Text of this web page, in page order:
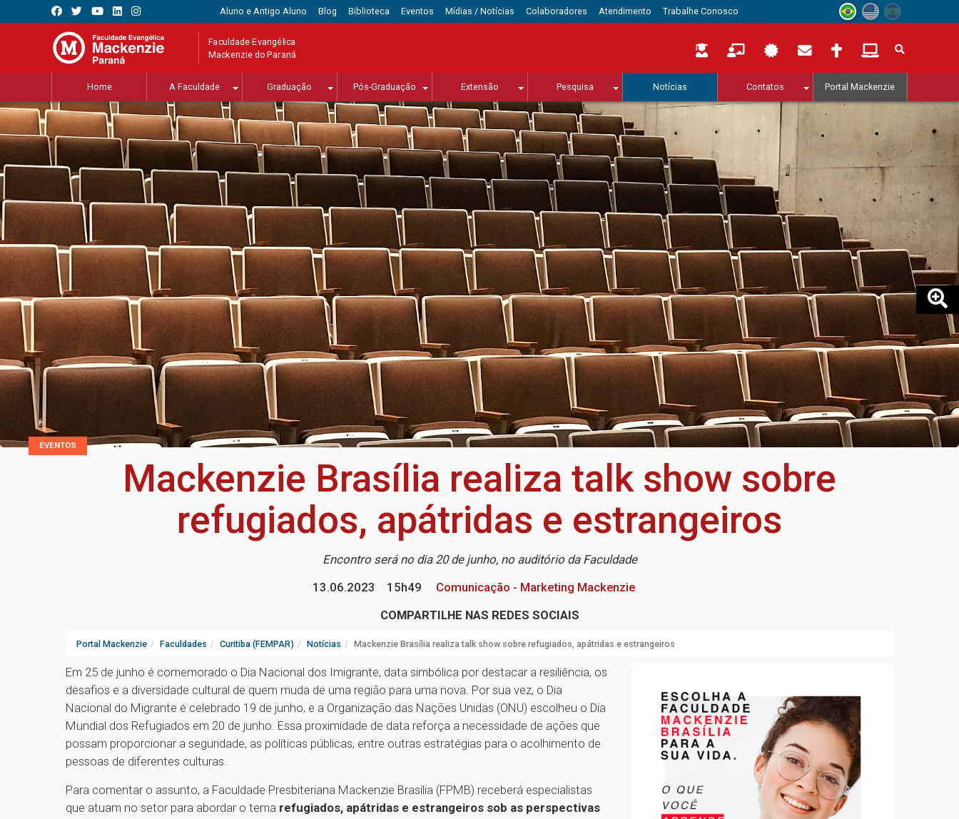
Aluno e Antigo Aluno Blog Biblioteca Eventos Mídias / Notícias Colaboradores Atendimento Trabalhe Conosco
Faculdade Evangélica
Mackenzie do Paraná
Home A Faculdade Graduação Pós-Graduação Extensão Pesquisa Notícias Contatos Portal Mackenzie
EVENTOS
Mackenzie Brasília realiza talk show sobre
refugiados, apátridas e estrangeiros
Encontro será no dia 20 de junho, no auditório da Faculdade
13.06.2023
15h49
Comunicação - Marketing Mackenzie
COMPARTILHE NAS REDES SOCIAIS
Portal Mackenzie Faculdades Curitiba (FEMPAR) Notícias Mackenzie Brasília realiza talk show sobre refugiados, apátridas e estrangeiros
Em 25 de junho é comemorado o Dia Nacional dos Imigrante, data simbólica por destacar a resiliência, os
desafios e a diversidade cultural de quem muda de uma região para uma nova. Por sua vez, o Dia
Nacional do Migrante é celebrado 19 de junho, e a Organização das Nações Unidas (ONU) escolheu o Dia
Mundial dos Refugiados em 20 de junho. Essa proximidade de data reforça a necessidade de ações que
possam proporcionar a seguridade, as políticas públicas, entre outras estratégias para o acolhimento de
pessoas de diferentes culturas.
Para comentar o assunto, a Faculdade Presbiteriana Mackenzie Brasília (FPMB) receberá especialistas
que atuam no setor para abordar o tema refugiados, apátridas e estrangeiros sob as perspectivas